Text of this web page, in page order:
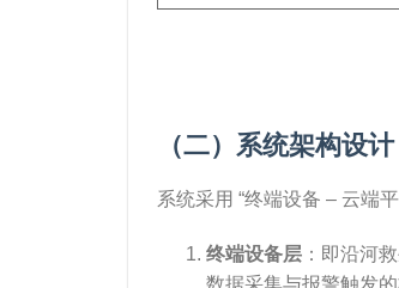
（二）系统架构设计
系统采用 “终端设备 – 云端
终端设备层：即沿河